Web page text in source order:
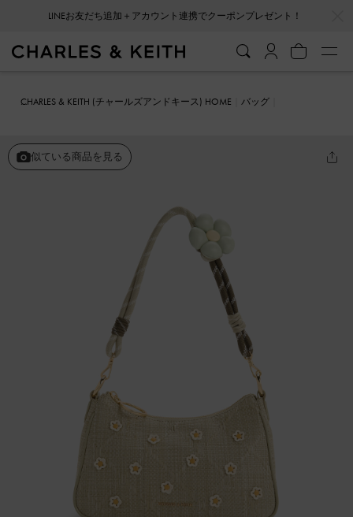
LINEお友だち追加＋アカウント連携でクーポンプレゼント！
CHARLES & KEITH (チャールズアンドキース) HOME
バッグ
似ている商品を見る